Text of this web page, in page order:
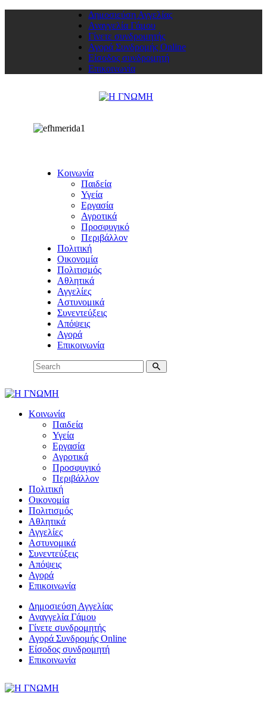
Δημοσιεύση Αγγελίας
Αναγγελία Γάμου
Γίνετε συνδρομητής
Αγορά Συνδρομής Online
Είσοδος συνδρομητή
Επικοινωνία
Κοινωνία
Παιδεία
Υγεία
Εργασία
Αγροτικά
Προσφυγικό
Περιβάλλον
Πολιτική
Οικονομία
Πολιτισμός
Αθλητικά
Αγγελίες
Αστυνομικά
Συνεντεύξεις
Απόψεις
Αγορά
Επικοινωνία
Κοινωνία
Παιδεία
Υγεία
Εργασία
Αγροτικά
Προσφυγικό
Περιβάλλον
Πολιτική
Οικονομία
Πολιτισμός
Αθλητικά
Αγγελίες
Αστυνομικά
Συνεντεύξεις
Απόψεις
Αγορά
Επικοινωνία
Δημοσιεύση Αγγελίας
Αναγγελία Γάμου
Γίνετε συνδρομητής
Αγορά Συνδρομής Online
Είσοδος συνδρομητή
Επικοινωνία